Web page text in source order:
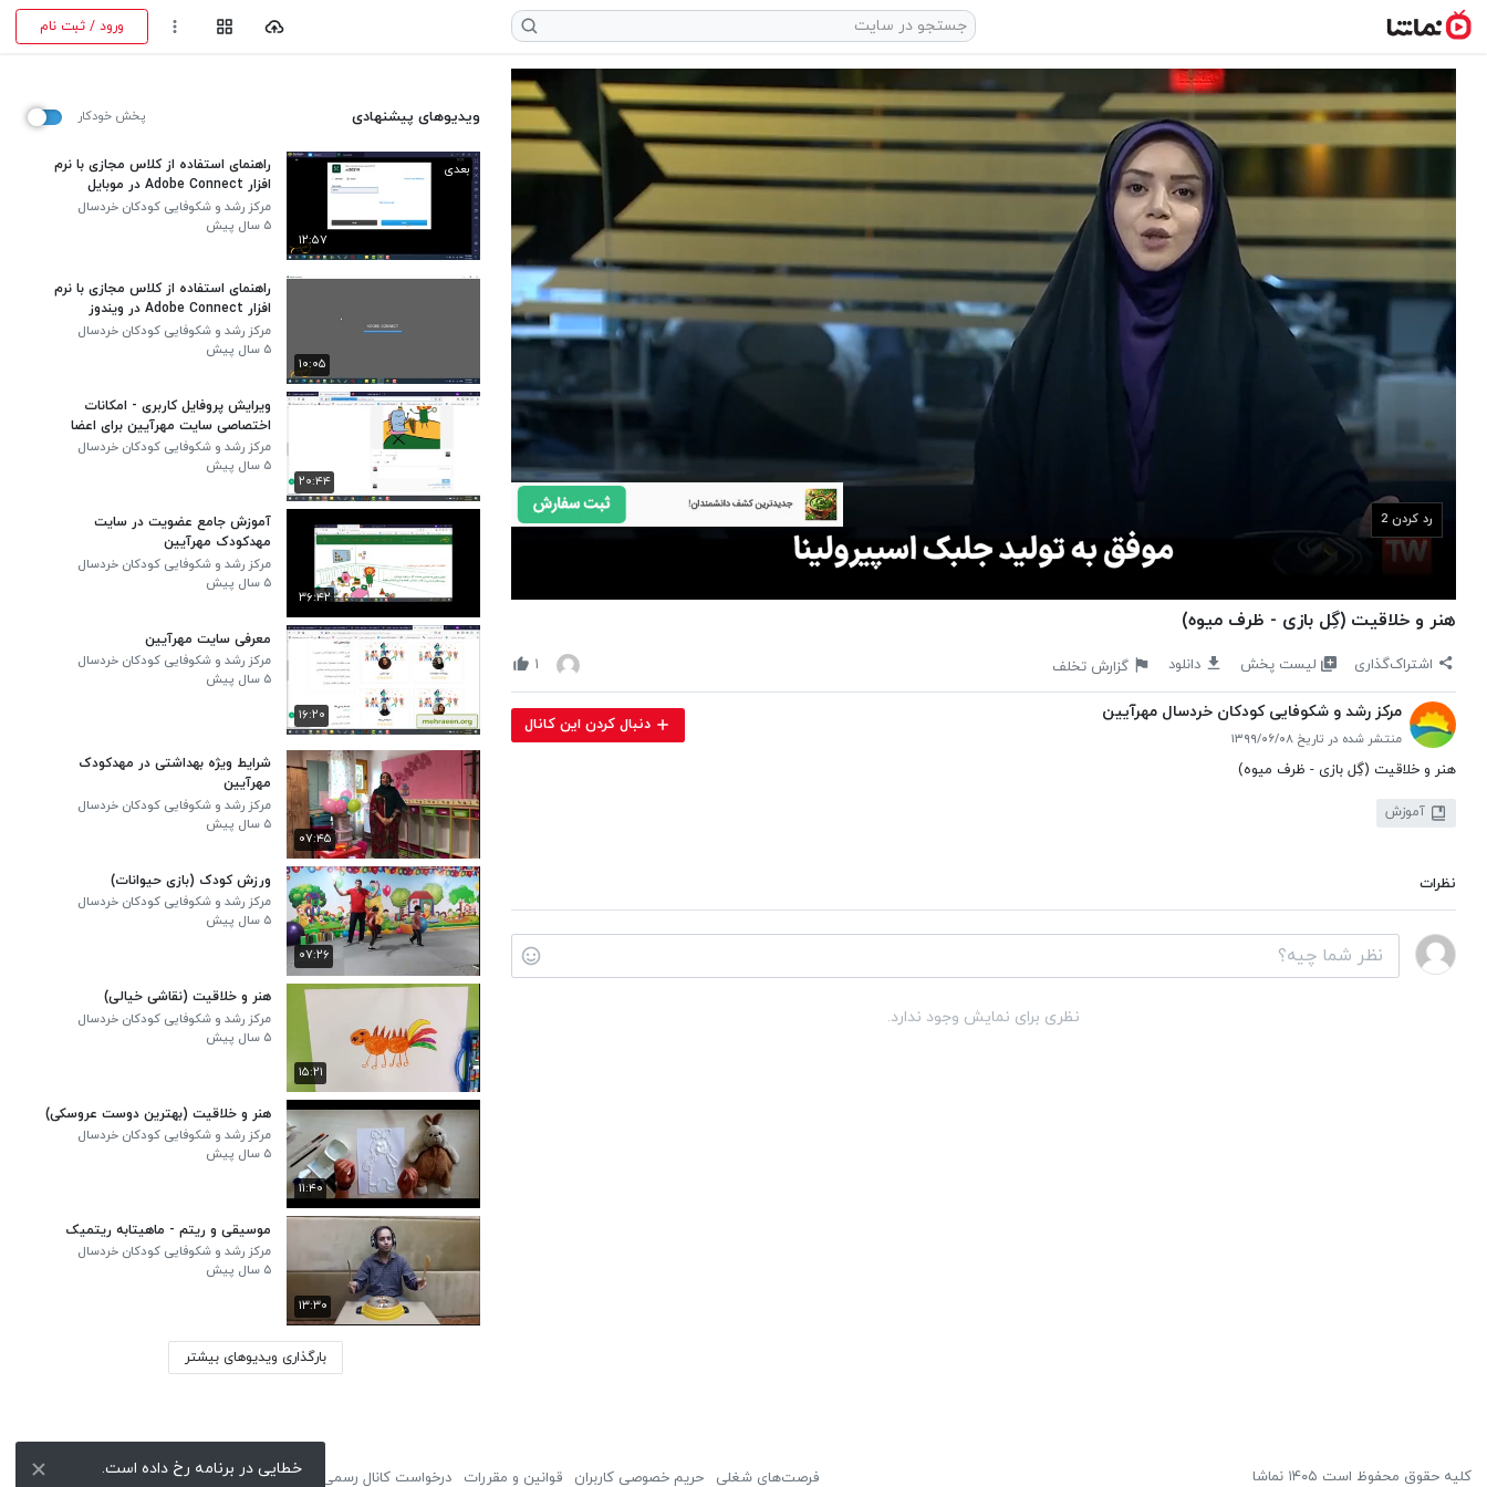
ورود / ثبت نام
رد کردن 2
هنر و خلاقیت (گِل‌ بازی - ظرف میوه)
اشتراک‌گذاری لیست پخش دانلود گزارش تخلف ۱
مرکز رشد و شکوفایی کودکان خردسال مهرآیین
منتشر شده در تاریخ ۱۳۹۹/۰۶/۰۸
دنبال کردن این کانال
هنر و خلاقیت (گِل‌ بازی - ظرف میوه)
آموزش
نظرات
نظری برای نمایش وجود ندارد.
ویدیوهای پیشنهادی پخش خودکار
۱۲:۵۷
بعدی
راهنمای استفاده از کلاس مجازی با نرم
افزار Adobe Connect در موبایل
مرکز رشد و شکوفایی کودکان خردسال
مهرآیین
۵ سال پیش
۱۰:۰۵
راهنمای استفاده از کلاس مجازی با نرم
افزار Adobe Connect در ویندوز
مرکز رشد و شکوفایی کودکان خردسال
مهرآیین
۵ سال پیش
۲۰:۴۴
ویرایش پروفایل کاربری - امکانات
اختصاصی سایت مهرآیین برای اعضا
مرکز رشد و شکوفایی کودکان خردسال
مهرآیین
۵ سال پیش
۳۶:۴۲
آموزش جامع عضویت در سایت
مهدکودک مهرآیین
مرکز رشد و شکوفایی کودکان خردسال
مهرآیین
۵ سال پیش
۱۶:۲۰
معرفی سایت مهرآیین
مرکز رشد و شکوفایی کودکان خردسال
مهرآیین
۵ سال پیش
۰۷:۴۵
شرایط ویژه بهداشتی در مهدکودک
مهرآیین
مرکز رشد و شکوفایی کودکان خردسال
مهرآیین
۵ سال پیش
۰۷:۲۶
ورزش کودک (بازی حیوانات)
مرکز رشد و شکوفایی کودکان خردسال
مهرآیین
۵ سال پیش
۱۵:۲۱
هنر و خلاقیت (نقاشی خیالی)
مرکز رشد و شکوفایی کودکان خردسال
مهرآیین
۵ سال پیش
۱۱:۴۰
هنر و خلاقیت (بهترین دوست عروسکی)
مرکز رشد و شکوفایی کودکان خردسال
مهرآیین
۵ سال پیش
۱۳:۳۰
موسیقی و ریتم - ماهیتابه ریتمیک
مرکز رشد و شکوفایی کودکان خردسال
مهرآیین
۵ سال پیش
بارگذاری ویدیوهای بیشتر
کلیه حقوق محفوظ است ۱۴۰۵ نماشا فرصت‌های شغلی حریم خصوصی کاربران قوانین و مقررات درخواست کانال رسمی لوگوی نماشا تبلیغات گزارش تخلف تماس با ما خطایی در برنامه رخ داده است.